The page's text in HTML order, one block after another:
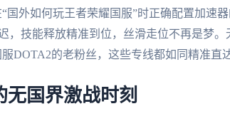
国外如何玩王者荣耀国服”时正确配置加速
，技能释放精准到位，丝滑走位不再是梦
DOTA2的老粉丝，这些专线都如同精准直
无国界激战时刻